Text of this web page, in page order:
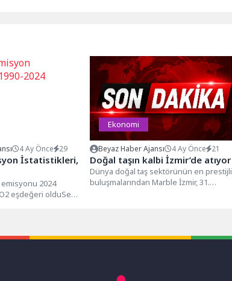
4 Ay Önce 29
İstatistikleri,
emisyonu 2024
eşdeğeri olduSera
Ekonomi
Beyaz Haber Ajansı 4 Ay Önce 21
Doğal taşın kalbi İzmir’de atıyor
Dünya doğal taş sektörünün en prestijli
buluşmalarından Marble İzmir, 31.